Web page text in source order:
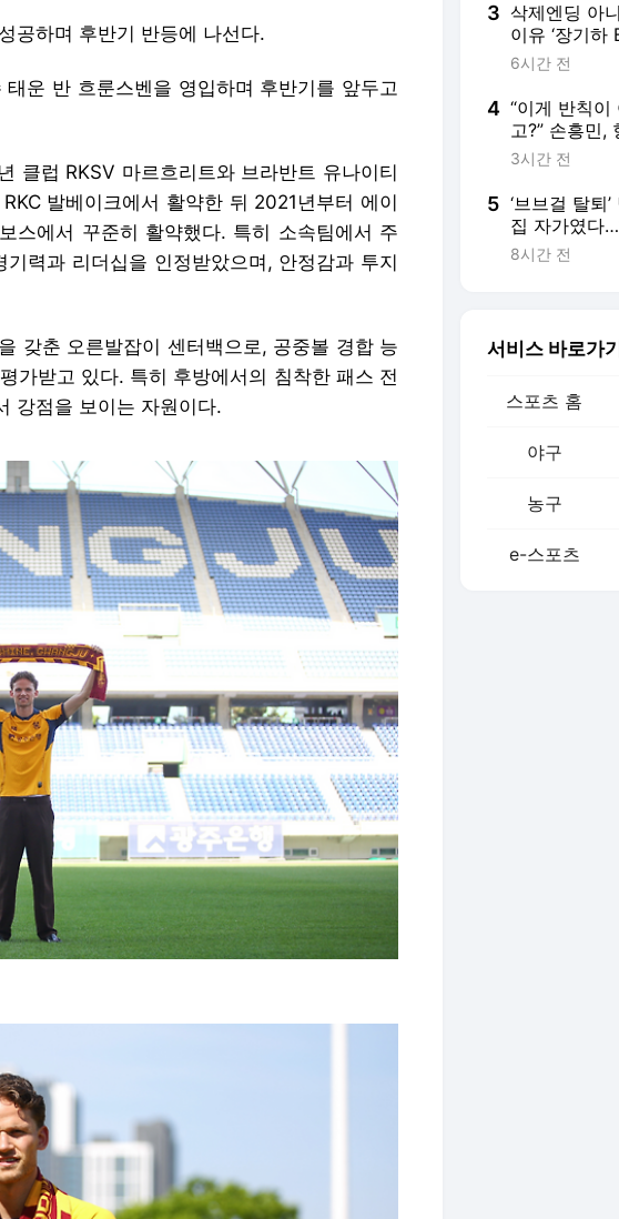
공하며 후반기 반등에 나선다.
운 반 흐룬스벤을 영입하며 후반기를 앞두고
클럽 RKSV 마르흐리트와 브라반트 유나이티
발베이크에서 활약한 뒤 2021년부터 에이
스에서 꾸준히 활약했다. 특히 소속팀에서 주
력과 리더십을 인정받았으며, 안정감과 투지
갖춘 오른발잡이 센터백으로, 공중볼 경합 능
가받고 있다. 특히 후방에서의 침착한 패스 전
강점을 보이는 자원이다.
3 삭제엔딩 아
이유 ‘장기하
란, 계정 혼동
6시간 전
4 “이게 반칙이
고?” 손흥민,
의···16회 반
의 ‘비신사적
3시간 전
5 ‘브브걸 탈퇴
집 자가였다
많아, 안 되면
8시간 전
서비스 바로가기
스포츠 홈
야구
농구
e-스포츠